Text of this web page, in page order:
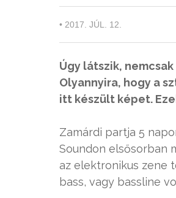
• 2017. JÚL. 12.
Úgy látszik,
Olyannyira, hogy a
itt készült képet.
Zamárdi partja 5
Soundon elsősorban
az elektronikus zene
bass, vagy bassline